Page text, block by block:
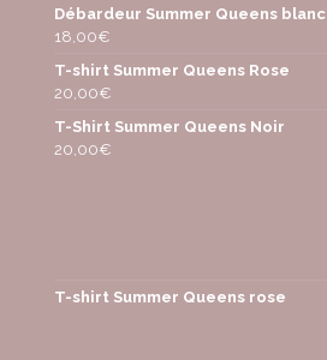
Débardeur Summer Queens blanc
18,00€
T-shirt Summer Queens Rose
20,00€
T-Shirt Summer Queens Noir
20,00€
T-shirt Summer Queens rose